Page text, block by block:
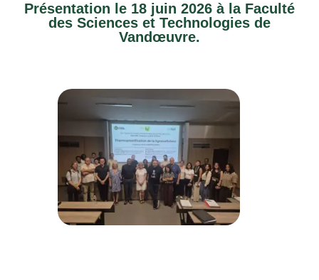
Présentation le 18 juin 2026 à la Faculté
des Sciences et Technologies de
Vandœuvre.